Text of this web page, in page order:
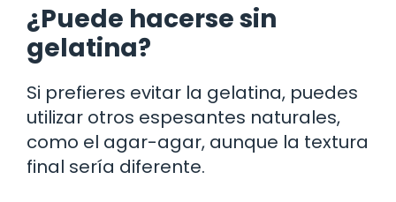
¿Puede hacerse sin
gelatina?
Si prefieres evitar la gelatina, puedes
utilizar otros espesantes naturales,
como el agar-agar, aunque la textura
final sería diferente.